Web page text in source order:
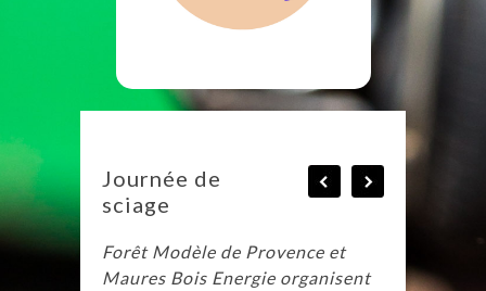
Journée de
sciage
Forêt Modèle de Provence et
Maures Bois Energie organisent